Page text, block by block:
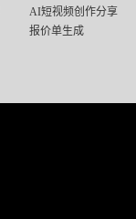
AI短视频创作分享
报价单生成